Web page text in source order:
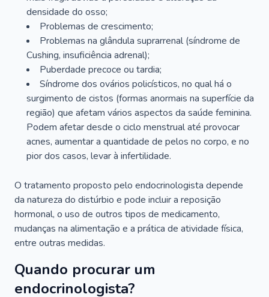
densidade do osso;
Problemas de crescimento;
Problemas na glândula suprarrenal (síndrome de
Cushing, insuficiência adrenal);
Puberdade precoce ou tardia;
Síndrome dos ovários policísticos, no qual há o
surgimento de cistos (formas anormais na superfície da
região) que afetam vários aspectos da saúde feminina.
Podem afetar desde o ciclo menstrual até provocar
acnes, aumentar a quantidade de pelos no corpo, e no
pior dos casos, levar à infertilidade.
O tratamento proposto pelo endocrinologista depende
da natureza do distúrbio e pode incluir a reposição
hormonal, o uso de outros tipos de medicamento,
mudanças na alimentação e a prática de atividade física,
entre outras medidas.
Quando procurar um
endocrinologista?